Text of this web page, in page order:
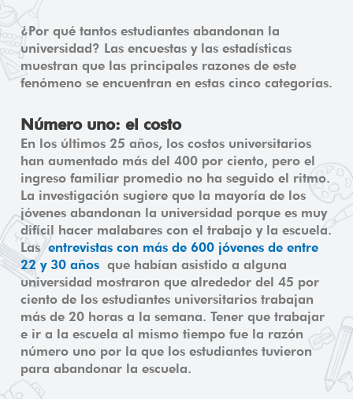
¿Por qué tantos estudiantes abandonan la
universidad? Las encuestas y las estadísticas
muestran que las principales razones de este
fenómeno se encuentran en estas cinco categorías.
Número uno: el costo
En los últimos 25 años, los costos universitarios
han aumentado más del 400 por ciento, pero el
ingreso familiar promedio no ha seguido el ritmo.
La investigación sugiere que la mayoría de los
jóvenes abandonan la universidad porque es muy
difícil hacer malabares con el trabajo y la escuela.
Lasentrevistas con más de 600 jóvenes de entre
22 y 30 años que habían asistido a alguna
universidad mostraron que alrededor del 45 por
ciento de los estudiantes universitarios trabajan
más de 20 horas a la semana. Tener que trabajar
e ir a la escuela al mismo tiempo fue la razón
número uno por la que los estudiantes tuvieron
para abandonar la escuela.